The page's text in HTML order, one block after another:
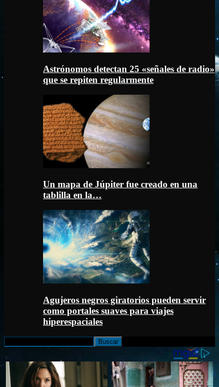
Astrónomos detectan 25 «señales de radio»
que se repiten regularmente
Un mapa de Júpiter fue creado en una
tablilla en la…
Agujeros negros giratorios pueden servir
como portales suaves para viajes
hiperespaciales